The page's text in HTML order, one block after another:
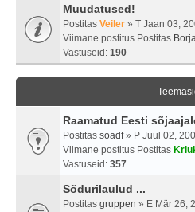
Muudatused!
Postitas Veiler » T Jaan 03,
Viimane postitus Postitas
Vastuseid: 190
Raamatud Eesti
Postitas soadf» P Juul 02,
Viimane postitus Postitas
Vastuseid: 357
Sõdurilaulud ...
Postitas gruppen » E Mär 26,